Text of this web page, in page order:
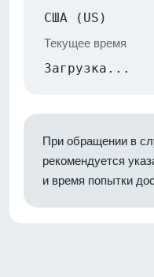
США (US)
Текущее время
Загрузка...
При обращении в
рекомендуется
и время попытки